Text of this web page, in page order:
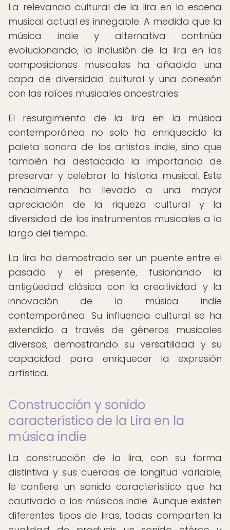
La relevancia cultural de la lira en la escena
musical actual es innegable. A medida que la
música indie y alternativa continúa
evolucionando, la inclusión de la lira en las
composiciones musicales ha añadido una
capa de diversidad cultural y una conexión
con las raíces musicales ancestrales.
El resurgimiento de la lira en la música
contemporánea no solo ha enriquecido la
paleta sonora de los artistas indie, sino que
también ha destacado la importancia de
preservar y celebrar la historia musical. Este
renacimiento ha llevado a una mayor
apreciación de la riqueza cultural y la
diversidad de los instrumentos musicales a lo
largo del tiempo.
La lira ha demostrado ser un puente entre el
pasado y el presente, fusionando la
antigüedad clásica con la creatividad y la
innovación de la música indie
contemporánea. Su influencia cultural se ha
extendido a través de géneros musicales
diversos, demostrando su versatilidad y su
capacidad para enriquecer la expresión
artística.
Construcción y sonido
característico de la Lira en la
música indie
La construcción de la lira, con su forma
distintiva y sus cuerdas de longitud variable,
le confiere un sonido característico que ha
cautivado a los músicos indie. Aunque existen
diferentes tipos de liras, todas comparten la